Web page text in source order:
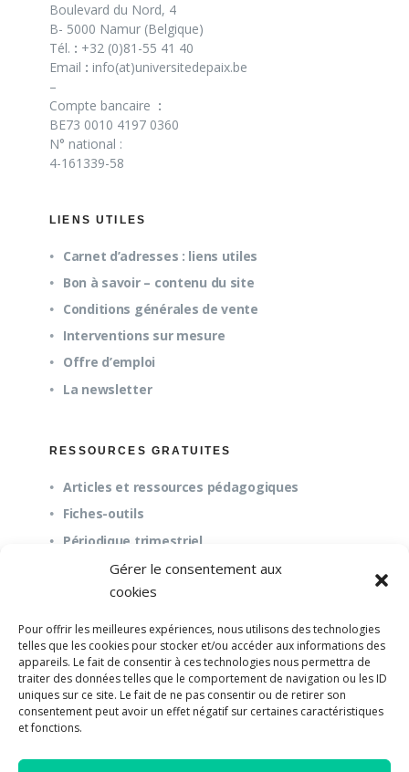
Gérer le consentement aux
cookies
Pour offrir les meilleures expériences, nous utilisons des technologies
telles que les cookies pour stocker et/ou accéder aux informations des
appareils. Le fait de consentir à ces technologies nous permettra de
traiter des données telles que le comportement de navigation ou les ID
uniques sur ce site. Le fait de ne pas consentir ou de retirer son
consentement peut avoir un effet négatif sur certaines caractéristiques
et fonctions.
Boulevard du Nord, 4
B- 5000 Namur (Belgique)
Tél. : +32 (0)81-55 41 40
Email : info(at)universitedepaix.be
–
Compte bancaire :
BE73 0010 4197 0360
N° national :
4-161339-58
LIENS UTILES
Carnet d’adresses : liens utiles
Bon à savoir – contenu du site
Conditions générales de vente
Interventions sur mesure
Offre d’emploi
La newsletter
RESSOURCES GRATUITES
Articles et ressources pédagogiques
Fiches-outils
Périodique trimestriel
À propos
Questions fréquentes (FAQ)
Mission et pédagogie